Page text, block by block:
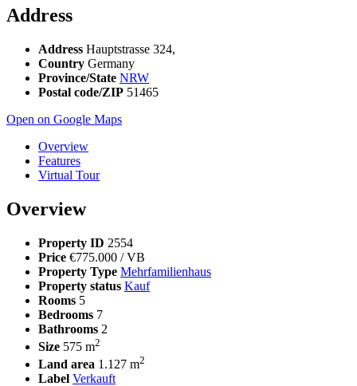
Address
Address Hauptstrasse 324,
Country Germany
Province/State NRW
Postal code/ZIP 51465
Open on Google Maps
Overview
Features
Virtual Tour
Overview
Property ID 2554
Price €775.000 / VB
Property Type Mehrfamilienhaus
Property status Kauf
Rooms 5
Bedrooms 7
Bathrooms 2
Size 575 m2
Land area 1.127 m2
Label Verkauft